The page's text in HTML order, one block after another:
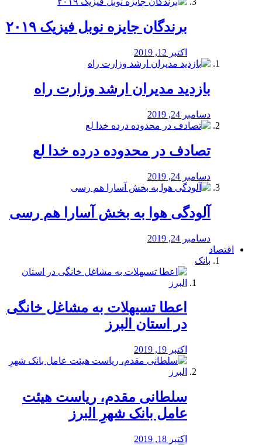
برندگان جایزه نوبل فیزیک ۲۰۱۹
اکتبر 12, 2019
بازدید مدیران ارشد وزارت راه
دسامبر 24, 2019
تصادف در محدوده درده خدا لع
دسامبر 24, 2019
آلودگی هوا به بخش آسارا هم رسی
دسامبر 24, 2019
اقتصاد
بانک
️اعطا تسیهلات به مشاغل خانگی
در استان البرز
اکتبر 19, 2019
سلطانی مقدم، ریاست هیئت
عامل بانک شهرِ البرز
اکتبر 18, 2019